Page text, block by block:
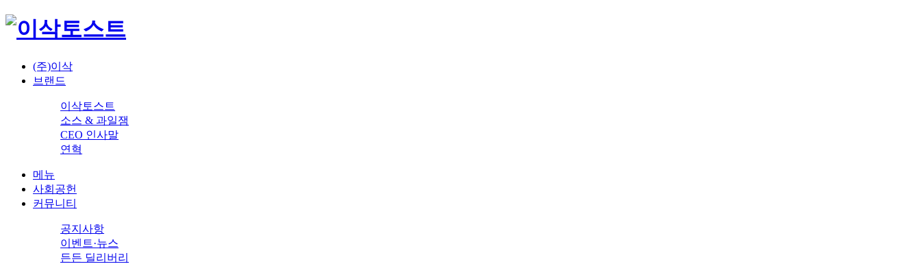
(주)이삭
브랜드
이삭토스트
소스 & 과일잼
CEO 인사말
연혁
메뉴
사회공헌
커뮤니티
공지사항
이벤트·뉴스
든든 딜리버리